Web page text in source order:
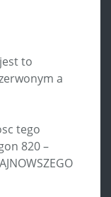
to
a
tego
820 –